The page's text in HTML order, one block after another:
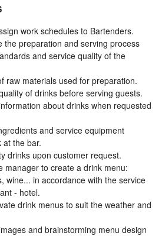
work schedules to Bartenders.
the preparation and serving process
and service quality of the
raw materials used for preparation.
of drinks before serving guests.
about drinks when requested
and service equipment
at the bar.
drinks upon customer request.
manager to create a drink menu:
wine... in accordance with the service
- hotel.
drink menus to suit the weather and
and brainstorming menu design